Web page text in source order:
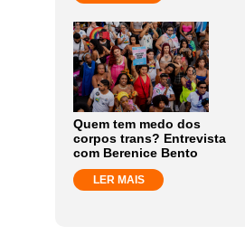
Quem tem medo dos
corpos trans? Entrevista
com Berenice Bento
LER MAIS